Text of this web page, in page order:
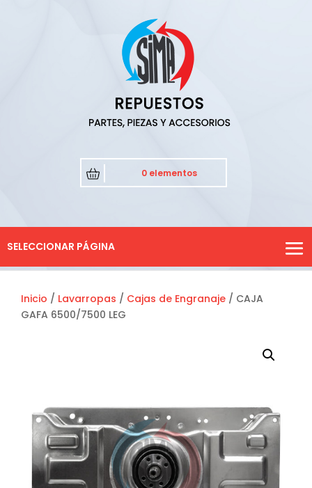
0 elementos
SELECCIONAR PÁGINA
Inicio / Lavarropas / Cajas de Engranaje / CAJA
GAFA 6500/7500 LEG